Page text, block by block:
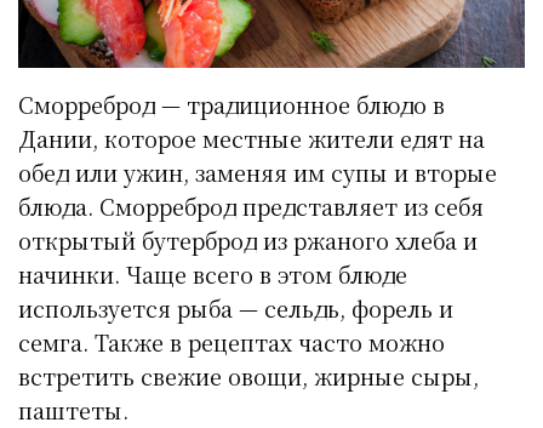
Сморреброд — традиционное блюдо в
Дании, которое местные жители едят на
обед или ужин, заменяя им супы и вторые
блюда. Сморреброд представляет из себя
открытый бутерброд из ржаного хлеба и
начинки. Чаще всего в этом блюде
используется рыба — сельдь, форель и
семга. Также в рецептах часто можно
встретить свежие овощи, жирные сыры,
паштеты.